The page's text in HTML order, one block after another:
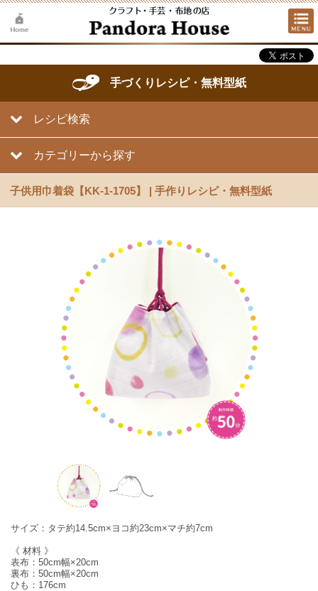
手づくりレシピ・無料型紙
レシピ検索
カテゴリーから探す
子供用巾着袋【KK-1-1705】 | 手作りレシピ・無料型紙
サイズ：タテ約14.5cm×ヨコ約23cm×マチ約7cm
《 材料 》
表布：50cm幅×20cm
裏布：50cm幅×20cm
ひも：176cm